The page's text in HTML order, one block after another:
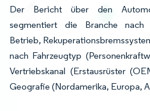
Der Bericht über den
segmentiert die Branche nach
Betrieb,
nach Fahrzeugtyp
Vertriebskanal (Erstausrüster
Geografie (Nordamerika, Europa,